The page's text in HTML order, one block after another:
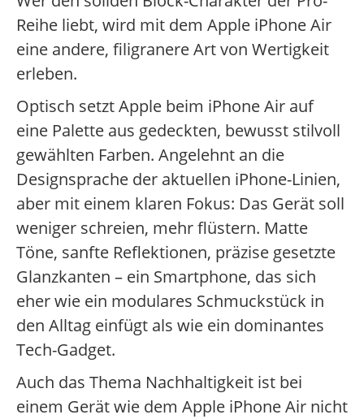
Reihe liebt, wird mit dem Apple iPhone Air
eine andere, filigranere Art von Wertigkeit
erleben.
Optisch setzt Apple beim iPhone Air auf
eine Palette aus gedeckten, bewusst stilvoll
gewählten Farben. Angelehnt an die
Designsprache der aktuellen iPhone-Linien,
aber mit einem klaren Fokus: Das Gerät soll
weniger schreien, mehr flüstern. Matte
Töne, sanfte Reflektionen, präzise gesetzte
Glanzkanten – ein Smartphone, das sich
eher wie ein modulares Schmuckstück in
den Alltag einfügt als wie ein dominantes
Tech-Gadget.
Auch das Thema Nachhaltigkeit ist bei
einem Gerät wie dem Apple iPhone Air nicht